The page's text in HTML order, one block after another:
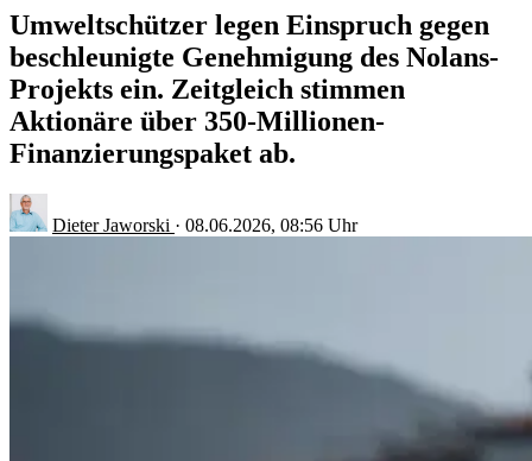
Umweltschützer legen Einspruch gegen
beschleunigte Genehmigung des Nolans-
Projekts ein. Zeitgleich stimmen
Aktionäre über 350-Millionen-
Finanzierungspaket ab.
Dieter Jaworski · 08.06.2026, 08:56 Uhr